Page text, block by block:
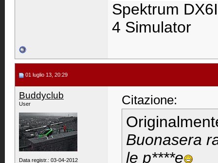
Spektrum
4 Simulator
01 luglio 13, 20:29
Buddyclub
User
Data registr.: 03-04-2012
Citazione:
Buonasera
le p****e